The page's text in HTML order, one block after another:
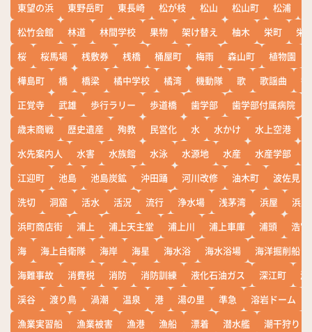
東望の浜 東野岳町 東長崎 松が枝 松山 松山町 松浦
松竹会館
林道 林間学校 果物 架け替え 柚木 栄町
栄
桜
桜馬場 桟敷券 桟橋 桶屋町 梅雨 森山町 植物園
樺島町
橋 橋梁 橘中学校 橘湾 機動隊 歌 歌謡曲
正覚寺
武雄 歩行ラリー 歩道橋 歯学部 歯学部付属病院
歳末商戦
歴史遺産 殉教 民営化 水 水かけ 水上空港
水先案内人
水害 水族館 水泳 水源地 水産 水産学部
江迎町
池島 池島炭鉱 沖田踊 河川改修 油木町
波佐見
洗切
洞窟 活水 活況 流行 浄水場 浅茅湾 浜屋
浜
浜町商店街
浦上 浦上天主堂 浦上川 浦上車庫 浦頭
浩宮
海
海上自衛隊 海岸 海星 海水浴 海水浴場
海洋掘削船
海難事故
消費税 消防 消防訓練 液化石油ガス 深江町
淵
渓谷
渡り鳥 渦潮 温泉 港 湯の里 準急 溶岩ドーム
漁業実習船
漁業被害 漁港 漁船 漂着 潜水艦
潮干狩り